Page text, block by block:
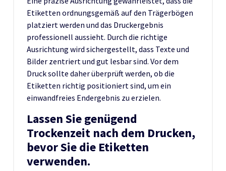
Etiketten ordnungsgemäß auf den Trägerbögen
platziert werden und das Druckergebnis
professionell aussieht. Durch die richtige
Ausrichtung wird sichergestellt, dass Texte und
Bilder zentriert und gut lesbar sind. Vor dem
Druck sollte daher überprüft werden, ob die
Etiketten richtig positioniert sind, um ein
einwandfreies Endergebnis zu erzielen.
Lassen Sie genügend
Trockenzeit nach dem Drucken,
bevor Sie die Etiketten
verwenden.